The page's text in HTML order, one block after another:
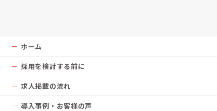
ホーム
採用を検討する前に
求人掲載の流れ
導入事例・お客様の声